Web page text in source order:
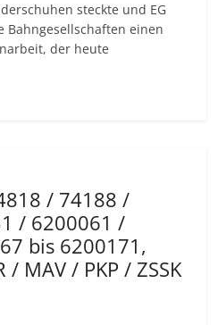
steckte und EG
einen
der heute
/ 74188 /
/ 6200061 /
bis 6200171,
MAV / PKP / ZSSK